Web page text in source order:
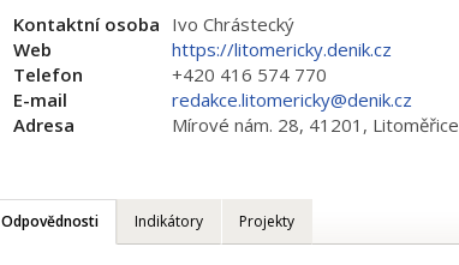
Kontaktní osoba Ivo Chrástecký
Web
https://litomericky.denik.cz
Telefon
+420 416 574 770
E-mail
redakce.litomericky@denik.cz
Adresa
Mírové nám. 28, 41201, Litoměřice
Odpovědnosti Indikátory Projekty